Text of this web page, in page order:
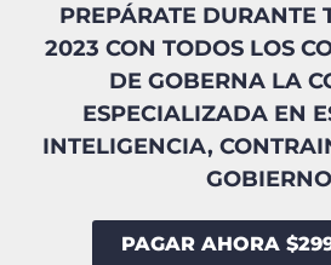
PREPÁRATE DURANTE
2023 CON TODOS LOS
DE GOBERNA LA
ESPECIALIZADA EN
INTELIGENCIA,
PAGAR AHORA